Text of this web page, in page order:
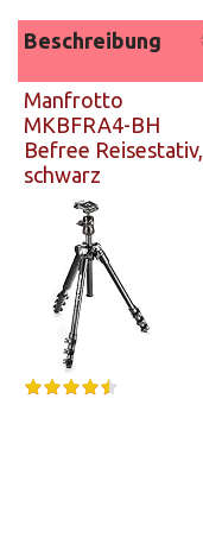
Beschreibung
Manfrotto
MKBFRA4-BH
Befree Reisestativ,
schwarz